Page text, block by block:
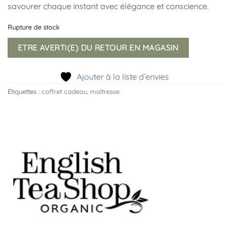
savourer chaque instant avec élégance et conscience.
Rupture de stock
ETRE AVERTI(E) DU RETOUR EN MAGASIN
Ajouter à la liste d’envies
Étiquettes : coffret cadeau, maîtresse